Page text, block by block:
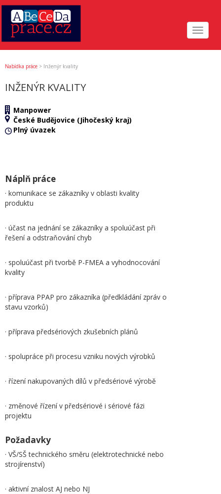
Toggle
Nabídka práce > Inženýr kvality
INŽENÝR KVALITY
Manpower
České Budějovice (Jihočeský kraj)
Plný úvazek
Náplň práce
· komunikace se zákazníky v oblasti kvality
produktu
· účast na jednání se zákazníky a spoluúčast při
řešení a odstraňování chyb
· spoluúčast při tvorbě P-FMEA a vyhodnocování
kvality
· příprava PPAP pro zákazníka (předkládání zpráv o
stavu vzorků)
· příprava předsériových zkušebních plánů
· spolupráce při procesu vzniku nových výrobků
· řízení nakupovaných dílů v předsériové výrobě
· změnové řízení v předsériové i sériové fázi
projektu
Požadavky
· VŠ/SŠ technického směru (elektrotechnické nebo
strojírenství)
· aktivní znalost AJ nebo NJ